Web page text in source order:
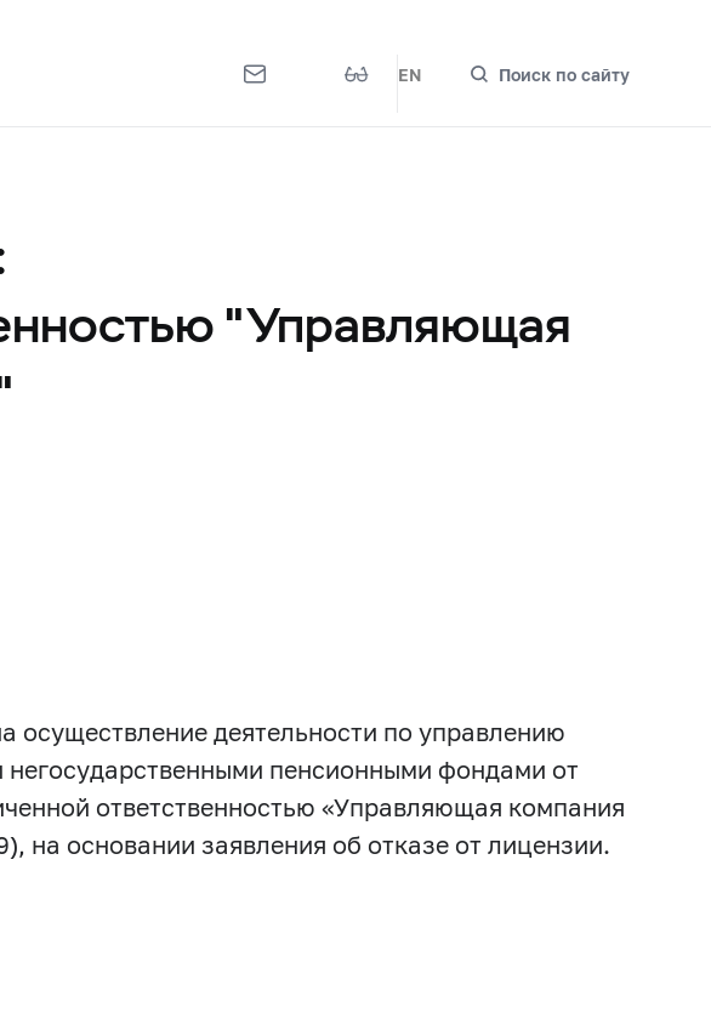
EN Поиск по сайту
"Управляющая
осуществление деятельности по управлению
пенсионными фондами от
ответственностью «Управляющая компания
основании заявления об отказе от лицензии.